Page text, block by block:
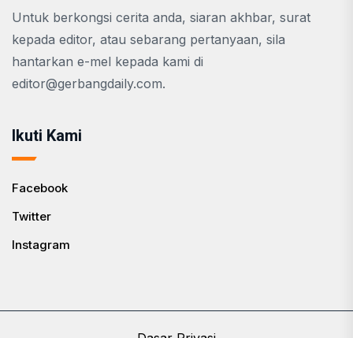
Untuk berkongsi cerita anda, siaran akhbar, surat
kepada editor, atau sebarang pertanyaan, sila
hantarkan e-mel kepada kami di
editor@gerbangdaily.com.
Ikuti Kami
Facebook
Twitter
Instagram